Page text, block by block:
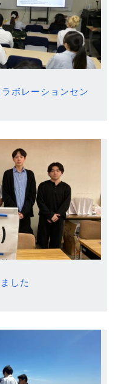
ボレーションセン
した